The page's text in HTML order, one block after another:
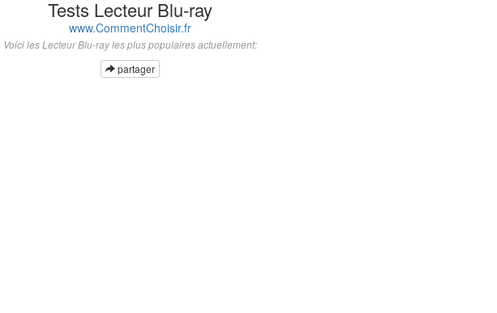
Tests Lecteur Blu-ray
www.CommentChoisir.fr
Voici les Lecteur Blu-ray les plus populaires actuellement:
partager